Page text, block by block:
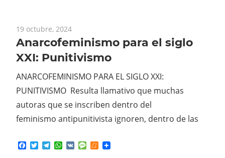
19 octubre, 2024
Anarcofeminismo para el siglo
XXI: Punitivismo
ANARCOFEMINISMO PARA EL SIGLO XXI:
PUNITIVISMO Resulta llamativo que muchas
autoras que se inscriben dentro del
feminismo antipunitivista ignoren, dentro de las
Facebook
TwitterTelegram
WhatsApp
VK MessageMeneame